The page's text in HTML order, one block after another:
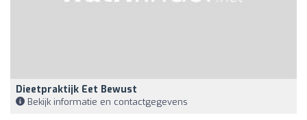
Dieetpraktijk Eet Bewust
Bekijk informatie en contactgegevens